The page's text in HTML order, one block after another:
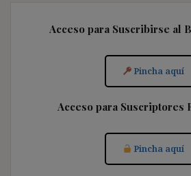
Acceso para Suscribirse al
Pincha aquí
Acceso para Suscriptores
Pincha aquí